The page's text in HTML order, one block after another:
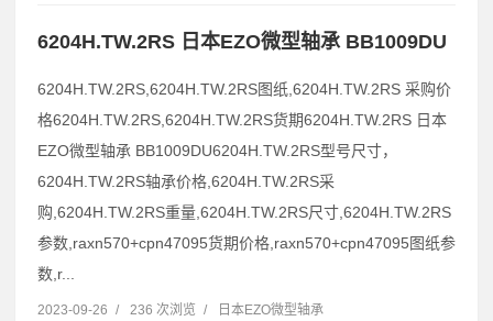
6204H.TW.2RS 日本EZO微型轴承 BB1009DU
6204H.TW.2RS,6204H.TW.2RS图纸,6204H.TW.2RS 采购价
格6204H.TW.2RS,6204H.TW.2RS货期6204H.TW.2RS 日本
EZO微型轴承 BB1009DU6204H.TW.2RS型号尺寸，
6204H.TW.2RS轴承价格,6204H.TW.2RS采
购,6204H.TW.2RS重量,6204H.TW.2RS尺寸,6204H.TW.2RS
参数,raxn570+cpn47095货期价格,raxn570+cpn47095图纸参
数,r...
2023-09-26 / 236 次浏览 / 日本EZO微型轴承